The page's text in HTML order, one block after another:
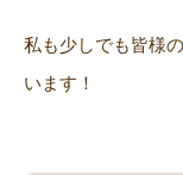
私も少しでも皆様
います！